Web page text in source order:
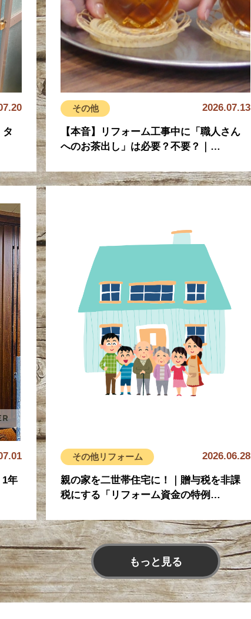
その他 2026.07.13
【本音】リフォーム工事中に「職人さん
へのお茶出し」は必要？不要？｜…
1年
その他リフォーム 2026.06.28
親の家を二世帯住宅に！｜贈与税を非課
税にする「リフォーム資金の特例…
もっと見る